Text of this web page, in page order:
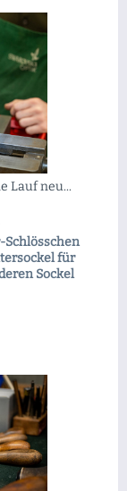
Lauf neu...
Schlösschen
für
Sockel
wird Ihr